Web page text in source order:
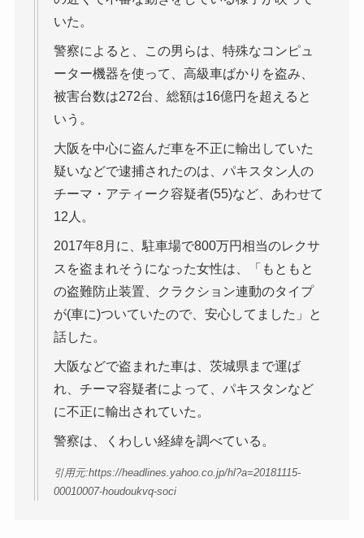
いた。
警察によると、この男らは、特殊なコンピュ
ーター機器を使って、高級車ばかりを盗み、
被害台数は272台、総額は16億円を超えると
いう。
大阪を中心に盗んだ車を不正に輸出していた
疑いなどで逮捕されたのは、パキスタン人の
チーマ・アティーク容疑者(55)など、あわせて
12人。
2017年8月に、駐車場で800万円相当のレクサ
スを盗まれそうになった女性は、「もともと
の盗難防止装置、クラクション連動のタイプ
が(車に)ついていたので、安心してました」と
話した。
大阪などで盗まれた車は、茨城県まで運ば
れ、チーマ容疑者によって、パキスタンなど
に不正に輸出されていた。
警察は、くわしい経緯を調べている。
引用元:https://headlines.yahoo.co.jp/hl?a=20181115-
00010007-houdoukvq-soci